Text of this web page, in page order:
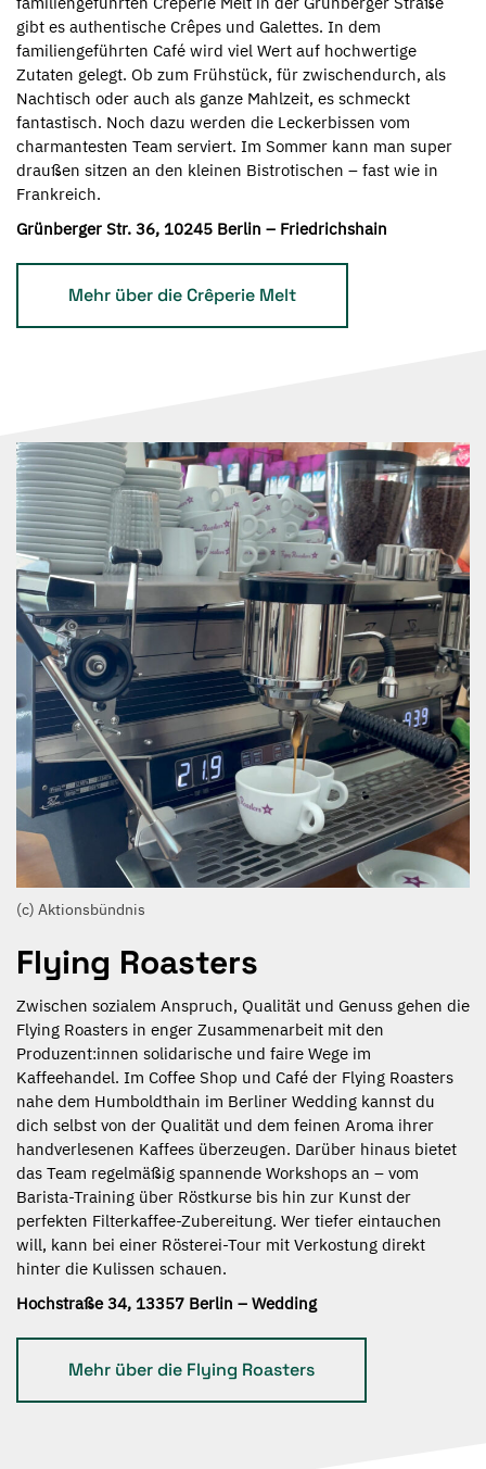
gibt es authentische Crêpes und Galettes. In dem
familiengeführten Café wird viel Wert auf hochwertige
Zutaten gelegt. Ob zum Frühstück, für zwischendurch, als
Nachtisch oder auch als ganze Mahlzeit, es schmeckt
fantastisch. Noch dazu werden die Leckerbissen vom
charmantesten Team serviert. Im Sommer kann man super
draußen sitzen an den kleinen Bistrotischen – fast wie in
Frankreich.
Grünberger Str. 36, 10245 Berlin – Friedrichshain
Mehr über die Crêperie Melt
Flying Roasters
Zwischen sozialem Anspruch, Qualität und Genuss gehen die
Flying Roasters in enger Zusammenarbeit mit den
Produzent:innen solidarische und faire Wege im
Kaffeehandel. Im Coffee Shop und Café der Flying Roasters
nahe dem Humboldthain im Berliner Wedding kannst du
dich selbst von der Qualität und dem feinen Aroma ihrer
handverlesenen Kaffees überzeugen. Darüber hinaus bietet
das Team regelmäßig spannende Workshops an – vom
Barista-Training über Röstkurse bis hin zur Kunst der
perfekten Filterkaffee-Zubereitung. Wer tiefer eintauchen
will, kann bei einer Rösterei-Tour mit Verkostung direkt
hinter die Kulissen schauen.
Hochstraße 34, 13357 Berlin – Wedding
Mehr über die Flying Roasters
(c) Aktionsbündnis